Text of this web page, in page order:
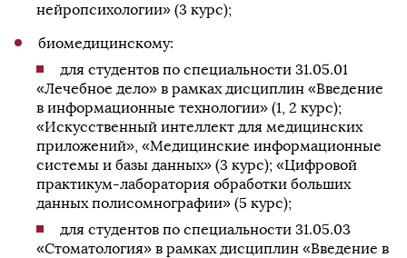
нейропсихологии» (3 курс);
биомедицинскому:
для студентов по специальности 31.05.01
«Лечебное дело» в рамках дисциплин «Введение
в информационные технологии» (1, 2 курс);
«Искусственный интеллект для медицинских
приложений», «Медицинские информационные
системы и базы данных» (3 курс); «Цифровой
практикум-лаборатория обработки больших
данных полисомнографии» (5 курс);
для студентов по специальности 31.05.03
«Стоматология» в рамках дисциплин «Введение в